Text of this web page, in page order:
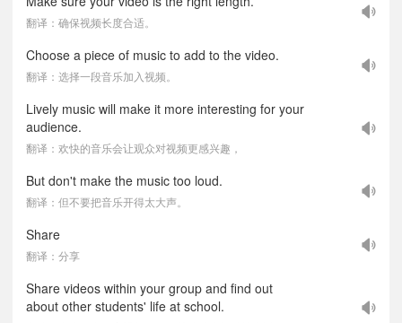
翻译：确保视频长度合适。
Choose a piece of music to add to the video.
翻译：选择一段音乐加入视频。
Lively music will make it more interesting for your
audience.
翻译：欢快的音乐会让观众对视频更感兴趣，
But don't make the music too loud.
翻译：但不要把音乐开得太大声。
Share
翻译：分享
Share videos within your group and find out
about other students' life at school.